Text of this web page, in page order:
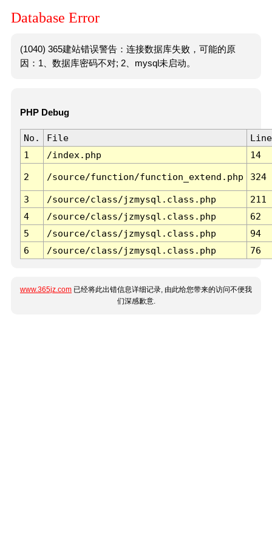
Database Error
(1040) 365建站错误警告：连接数据库失败，可能的原
因：1、数据库密码不对; 2、mysql未启动。
PHP Debug
No. File
Line
1
/index.php 14
2 /source/function/function_extend.php 324
3 /source/class/jzmysql.class.php
211
4
/source/class/jzmysql.class.php
62
5
/source/class/jzmysql.class.php
94
6
/source/class/jzmysql.class.php 76
www.365jz.com 已经将此出错信息详细记录, 由此给您带来的访问不便我
们深感歉意.